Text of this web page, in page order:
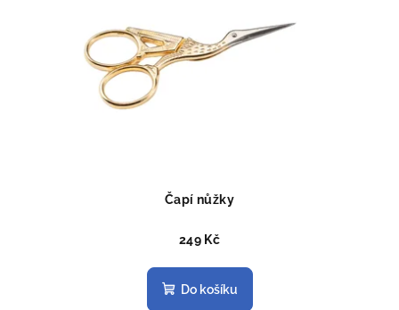
Čapí nůžky
249 Kč
Do košíku